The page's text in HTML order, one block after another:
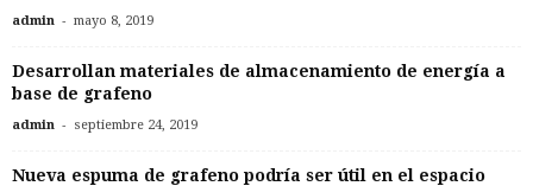
admin - mayo 8, 2019
Desarrollan materiales de almacenamiento de energía a
base de grafeno
admin - septiembre 24, 2019
Nueva espuma de grafeno podría ser útil en el espacio